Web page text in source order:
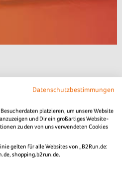
Datenschutzbestimmungen
platzieren, um unsere Website
und Dir ein großartiges Website-
zu den von uns verwendeten Cookies
gelten für alle Websites von „B2Run.de:
shopping.b2run.de.